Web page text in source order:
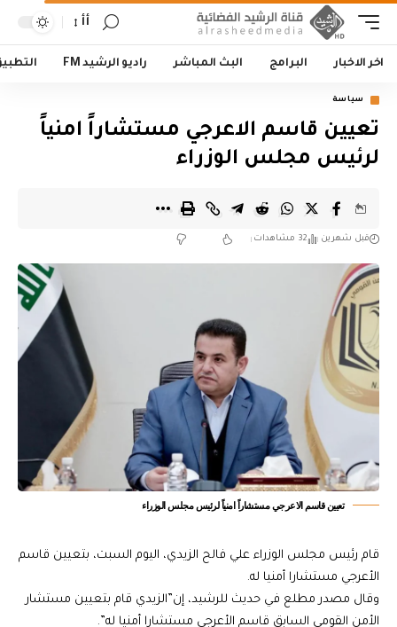
أأ
اخر الاخبار البرامج البث المباشر راديو الرشيد FM
سياسة
تعيين قاسم الاعرجي مستشاراً امنياً
لرئيس مجلس الوزراء
قبل شهرين 32 مشاهدات
تعيين قاسم الاعرجي مستشاراً امنياً لرئيس مجلس الوزراء
قام رئيس مجلس الوزراء علي فالح الزيدي، اليوم السبت، بتعيين قاسم
الأعرجي مستشارا أمنيا له.
وقال مصدر مطلع في حديث للرشيد، إن”الزيدي قام بتعيين مستشار
الأمن القومي السابق قاسم الأعرجي مستشارا أمنيا له”.